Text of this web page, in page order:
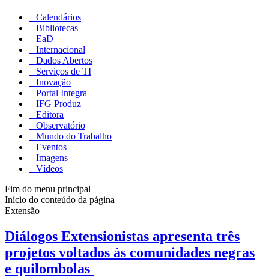
Calendários
Bibliotecas
EaD
Internacional
Dados Abertos
Serviços de TI
Inovação
Portal Integra
IFG Produz
Editora
Observatório
Mundo do Trabalho
Eventos
Imagens
Vídeos
Fim do menu principal
Início do conteúdo da página
Extensão
Diálogos Extensionistas apresenta três
projetos voltados às comunidades negras
e quilombolas